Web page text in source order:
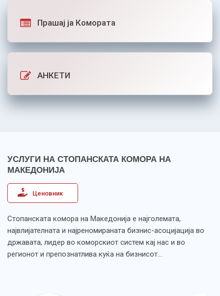
Прашај ја Комората
АНКЕТИ
УСЛУГИ НА СТОПАНСКАТА КОМОРА НА
МАКЕДОНИЈА
Ценовник
Стопанската комора на Македонија е најголемата,
највлијателната и најреномираната бизнис-асоцијација во
државата, лидер во коморскиот систем кај нас и во
регионот и препознатлива куќа на бизнисот…